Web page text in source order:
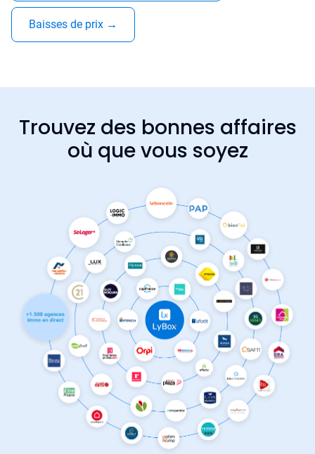
Baisses de prix →
Trouvez des bonnes affaires
où que vous soyez